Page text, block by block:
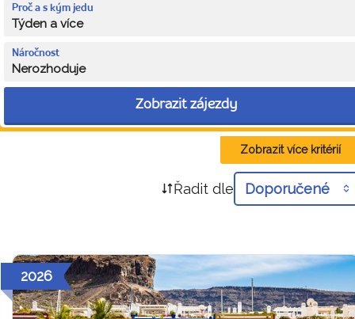
Proč a s kým jedu
Týden a více
Náročnost
Nerozhoduje
Zobrazit zájezdy
Zobrazit více kritérií
Řadit dle Doporučené
2026